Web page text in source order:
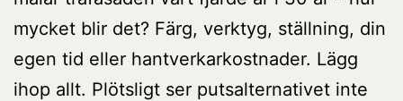
mycket blir det? Färg, verktyg, ställning, din
egen tid eller hantverkarkostnader. Lägg
ihop allt. Plötsligt ser putsalternativet inte